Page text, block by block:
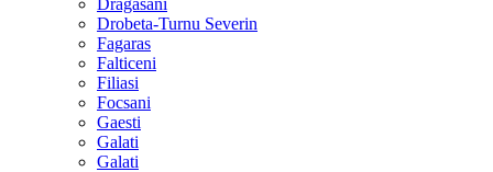
Dragasani
Drobeta-Turnu Severin
Fagaras
Falticeni
Filiasi
Focsani
Gaesti
Galati
Galati